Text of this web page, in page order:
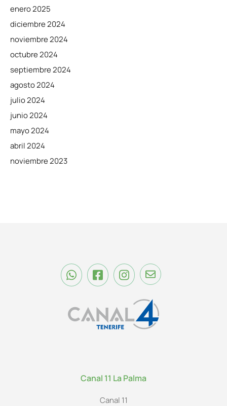
enero 2025
diciembre 2024
noviembre 2024
octubre 2024
septiembre 2024
agosto 2024
julio 2024
junio 2024
mayo 2024
abril 2024
noviembre 2023
Canal 11 La Palma
Canal 11